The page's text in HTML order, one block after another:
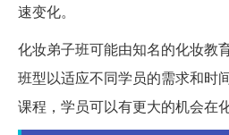
速变化。
化妆弟子班可能由知名的化妆教
班型以适应不同学员的需求和时
课程，学员可以有更大的机会在